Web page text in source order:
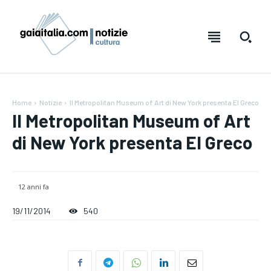
Home Notizie Il Metropolitan Museum of Art di New York presenta El Greco
Il Metropolitan Museum of Art
di New York presenta El Greco
12 anni fa
19/11/2014 540